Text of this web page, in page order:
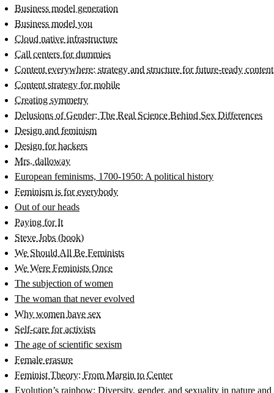
Business model generation
Business model you
Cloud native infrastructure
Call centers for dummies
Content everywhere: strategy and structure for future-ready content
Content strategy for mobile
Creating symmetry
Delusions of Gender: The Real Science Behind Sex Differences
Design and feminism
Design for hackers
Mrs. dalloway
European feminisms, 1700-1950: A political history
Feminism is for everybody
Out of our heads
Paying for It
Steve Jobs (book)
We Should All Be Feminists
We Were Feminists Once
The subjection of women
The woman that never evolved
Why women have sex
Self-care for activists
The age of scientific sexism
Female erasure
Feminist Theory: From Margin to Center
Evolution’s rainbow: Diversity, gender, and sexuality in nature and